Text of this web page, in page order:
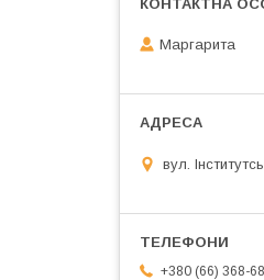
Маргарита
вул.
+380 (66) 368-